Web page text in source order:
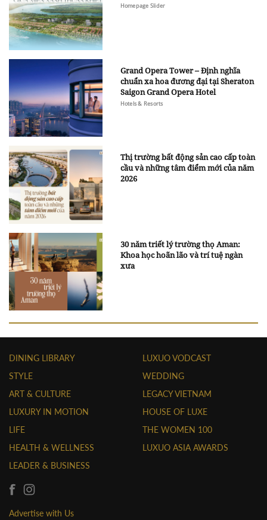
Homepage Slider
Grand Opera Tower – Định nghĩa
chuẩn xa hoa đương đại tại Sheraton
Saigon Grand Opera Hotel
Hotels & Resorts
Thị trường bất động sản cao cấp toàn
cầu và những tâm điểm mới của năm
2026
30 năm triết lý trường thọ Aman:
Khoa học hoãn lão và trí tuệ ngàn
xưa
DINING LIBRARY
STYLE
ART & CULTURE
LUXURY IN MOTION
LIFE
HEALTH & WELLNESS
LEADER & BUSINESS
LUXUO VODCAST
WEDDING
LEGACY VIETNAM
HOUSE OF LUXE
THE WOMEN 100
LUXUO ASIA AWARDS
Advertise with Us